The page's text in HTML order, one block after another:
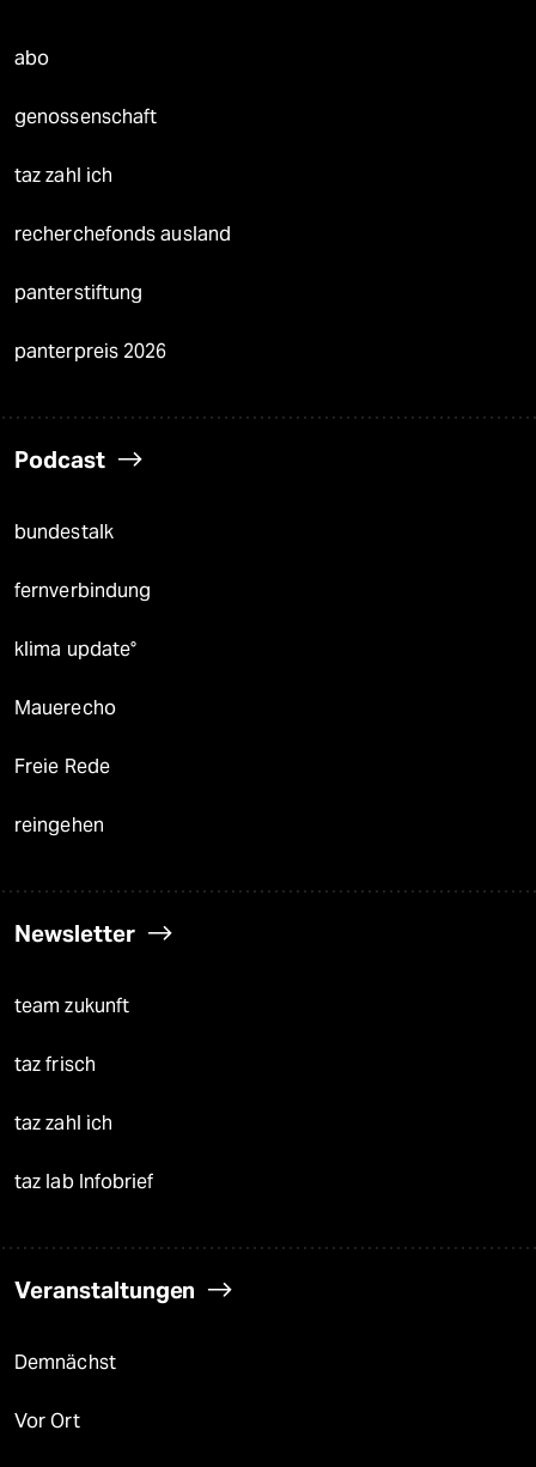
abo
genossenschaft
taz zahl ich
recherchefonds ausland
panterstiftung
panterpreis 2026
Podcast
bundestalk
fernverbindung
klima update°
Mauerecho
Freie Rede
reingehen
Newsletter
team zukunft
taz frisch
taz zahl ich
taz lab Infobrief
Veranstaltungen
Demnächst
Vor Ort